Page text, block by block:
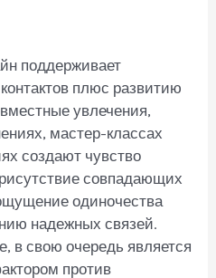
поддерживает
плюс развитию
увлечения,
мастер-классах
создают чувство
совпадающих
одиночества
надежных связей.
в свою очередь является
против